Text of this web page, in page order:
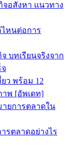
อสังหา แนวทาง
ไหนต่อการ
บทเรียนจริงจาก
ว พร้อม 12
พ [อัพเดท]
ายการตลาดใน
รตลาดอย่างไร